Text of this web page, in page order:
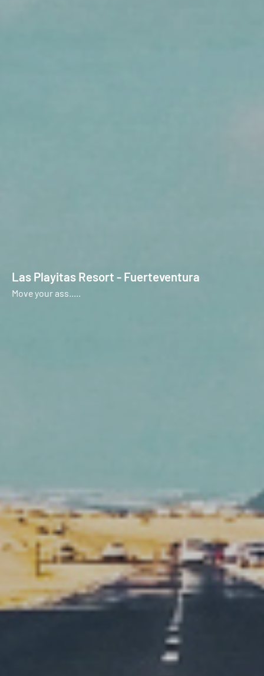
Las Playitas Resort - Fuerteventura
Move your ass.....